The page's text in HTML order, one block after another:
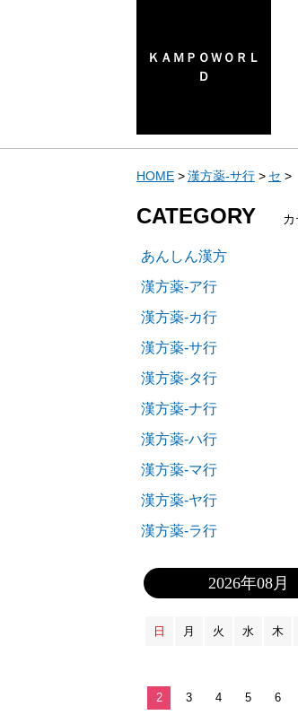
ＫＡＭＰＯＷＯＲＬ
Ｄ
HOME 漢方薬-サ行 セ
CATEGORY
あんしん漢方
漢方薬-ア行
漢方薬-カ行
漢方薬-サ行
漢方薬-タ行
漢方薬-ナ行
漢方薬-ハ行
漢方薬-マ行
漢方薬-ヤ行
漢方薬-ラ行
2026年08月
日 月 火 水 木
2 3 4 5 6